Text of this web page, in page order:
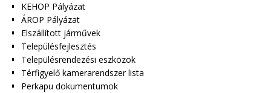
KEHOP Pályázat
ÁROP Pályázat
Elszállított járművek
Településfejlesztés
Településrendezési eszközök
Térfigyelő kamerarendszer lista
Perkapu dokumentumok